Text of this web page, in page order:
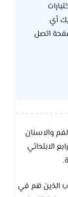
أي
اتصل
والاسنان
الابتدائي
الذين هم في